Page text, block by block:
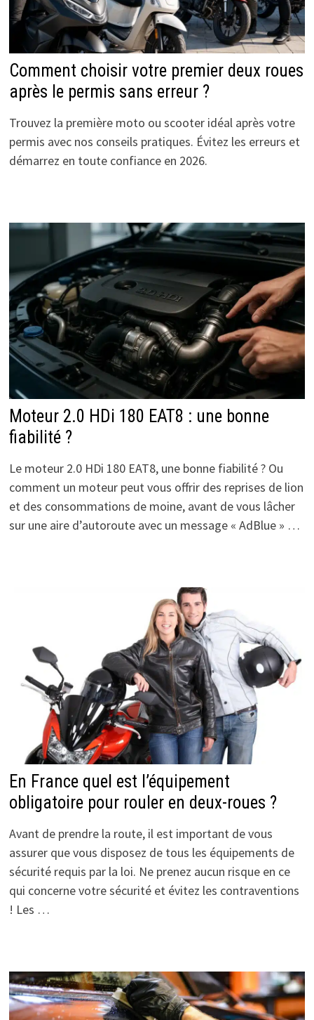
Comment choisir votre premier deux roues
après le permis sans erreur ?
Trouvez la première moto ou scooter idéal après votre
permis avec nos conseils pratiques. Évitez les erreurs et
démarrez en toute confiance en 2026.
Moteur 2.0 HDi 180 EAT8 : une bonne
fiabilité ?
Le moteur 2.0 HDi 180 EAT8, une bonne fiabilité ? Ou
comment un moteur peut vous offrir des reprises de lion
et des consommations de moine, avant de vous lâcher
sur une aire d’autoroute avec un message « AdBlue » …
En France quel est l’équipement
obligatoire pour rouler en deux-roues ?
Avant de prendre la route, il est important de vous
assurer que vous disposez de tous les équipements de
sécurité requis par la loi. Ne prenez aucun risque en ce
qui concerne votre sécurité et évitez les contraventions
! Les …